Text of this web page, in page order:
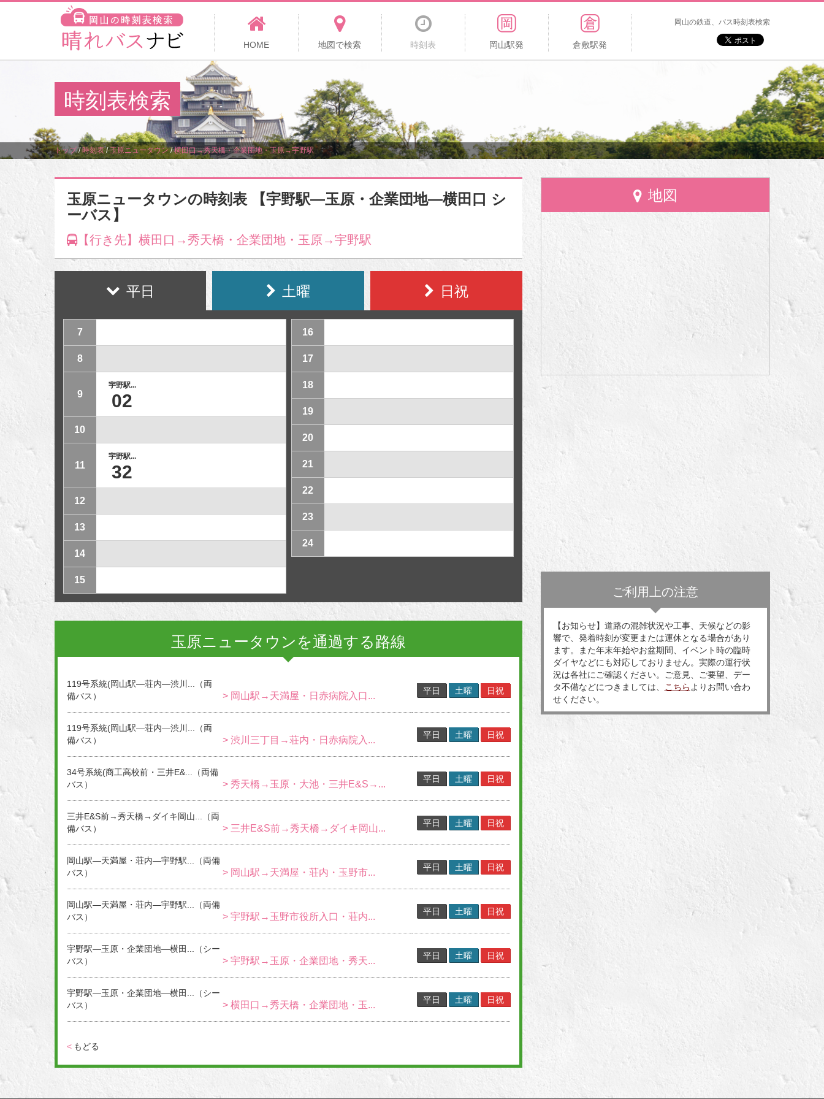
HOME 地図で検索 時刻表 岡山駅発 倉敷駅発
岡山の鉄道、バス時刻表検索
時刻表検索
トップ/時刻表/玉原ニュータウン/横田口→秀天橋・企業団地・玉原→宇野駅
玉原ニュータウンの時刻表 【宇野駅―玉原・企業団地―横田口 シ
ーバス】
【行き先】横田口→秀天橋・企業団地・玉原→宇野駅
平日 土曜 日祝
7
8
9
宇野駅...
02
10
11
宇野駅...
32
12
13
14
15
16
17
18
19
20
21
22
23
24
玉原ニュータウンを通過する路線
119号系統(岡山駅―荘内―渋川...（両
備バス）
> 岡山駅→天満屋・日赤病院入口... 平日 土曜 日祝
119号系統(岡山駅―荘内―渋川...（両
備バス）
> 渋川三丁目→荘内・日赤病院入... 平日 土曜 日祝
34号系統(商工高校前・三井E&...（両備
バス）
> 秀天橋→玉原・大池・三井E&S→... 平日 土曜 日祝
三井E&S前→秀天橋→ダイキ岡山...（両
備バス）
> 三井E&S前→秀天橋→ダイキ岡山... 平日 土曜 日祝
岡山駅―天満屋・荘内―宇野駅...（両備
バス）
> 岡山駅→天満屋・荘内・玉野市... 平日 土曜 日祝
岡山駅―天満屋・荘内―宇野駅...（両備
バス）
> 宇野駅→玉野市役所入口・荘内... 平日 土曜 日祝
宇野駅―玉原・企業団地―横田...（シー
バス）
> 宇野駅→玉原・企業団地・秀天... 平日 土曜 日祝
宇野駅―玉原・企業団地―横田...（シー
バス）
> 横田口→秀天橋・企業団地・玉... 平日 土曜 日祝
< もどる
地図
ご利用上の注意
【お知らせ】道路の混雑状況や工事、天候などの影
響で、発着時刻が変更または運休となる場合があり
ます。また年末年始やお盆期間、イベント時の臨時
ダイヤなどにも対応しておりません。実際の運行状
況は各社にご確認ください。ご意見、ご要望、デー
タ不備などにつきましては、
こちら よりお問い合わ
せください。